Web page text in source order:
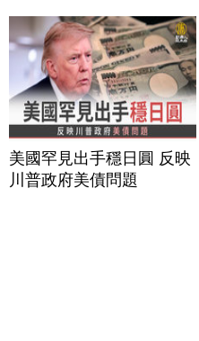
美國罕見出手穩日圓 反映
川普政府美債問題